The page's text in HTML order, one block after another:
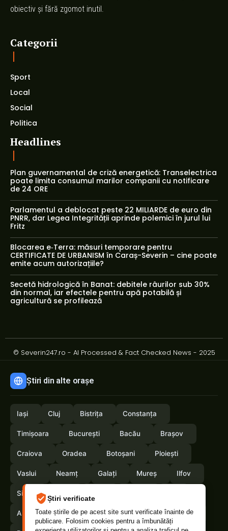
Știri verificate
Toate știrile de pe acest site sunt verificate înainte de
publicare. Folosim cookies pentru a îmbunătăți
obiectiv și fără zgomot inutil.
Categorii
Sport
Local
Social
Politica
Headlines
Plan guvernamental de criză energetică: Transelectrica
poate limita consumul marilor companii cu notificare
de 24 ORE
Parlamentul a deblocat peste 22 MILIARDE de euro din
PNRR, dar Legea Integrității aprinde polemici în jurul lui
Fritz
Blocarea e‑Terra: măsuri temporare pentru
CERTIFICATE DE URBANISM în Caraș-Severin – cine poate
emite acum autorizațiile?
Secetă hidrologică în Banat: debitele râurilor sub 30%
din normal, iar efectele pentru apă potabilă și
agricultură se profilează
© Severin247.ro - AI Processed & Fact Checked News - 2025
Știri din alte orașe
Iași Cluj Bistrița Constanța
Timișoara București Bacău Brașov
Craiova Oradea Botoșani Ploiești
Vaslui Neamț Galați Mureș Ilfov
Sibiu
Arges Maramures Vrancea Satumare